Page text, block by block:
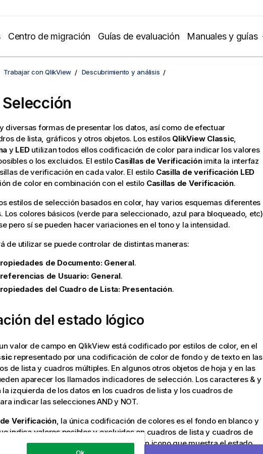
Centro de migración Guías de evaluación Manuales y guías
Trabajar con QlikView Descubrimiento y análisis
diversas formas de presentar los datos, así como de efectuar
de lista, gráficos y otros objetos. Los estilos QlikView Classic,
y LEDutilizan todos ellos codificación de color para indicar los valores
o los excluidos. El estilo Casillas de Verificaciónimita la interfaz
de verificación en cada valor. El estilo Casilla de verificación LED
de color en combinación con el estilo Casillas de Verificación.
estilos de selección basados en color, hay varios esquemas diferentes
Los colores básicos (verde para seleccionado, azul para bloqueado, etc)
pero sí se pueden hacer variaciones en el tono y la intensidad.
de utilizar se puede controlar de distintas maneras:
de Documento: General.
de Usuario: General.
del Cuadro de Lista: Presentación.
del estado lógico
valor de campo en QlikView está codificado por estilos de color, en el
representado por una codificación de color de fondo y de texto en las
de lista y cuadros múltiples. En algunos otros objetos de hoja y en las
aparecer los llamados indicadores de selección. Los caracteres & y
la izquierda de los datos en los cuadros de lista y los cuadros de
indicar las selecciones AND y NOT.
Verificación, la única codificación de colores es el fondo en blanco y
indica valores posibles y excluidos en cuadros de lista y cuadros de
embargo, en todas las celdas habrá un icono que muestra el estado